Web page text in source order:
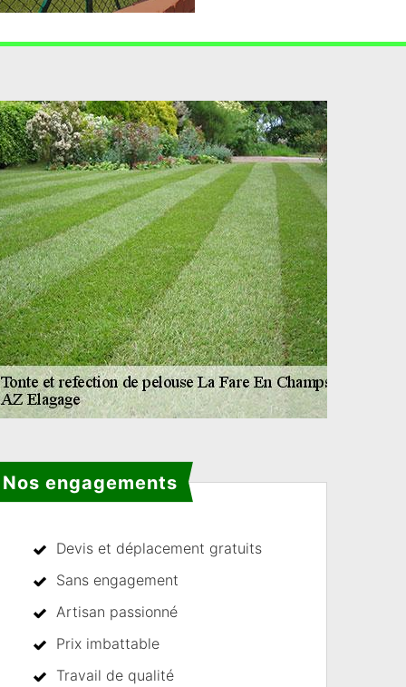
Nos engagements
Devis et déplacement gratuits
Sans engagement
Artisan passionné
Prix imbattable
Travail de qualité